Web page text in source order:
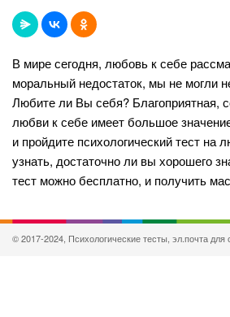
В мире сегодня, любовь к себе
моральный недостаток, мы не могли
Любите ли Вы себя? Благоприятная,
любви к себе имеет большое
и пройдите психологический тест на
узнать, достаточно ли вы хорошего
тест можно бесплатно, и получить
© 2017-2024, Психологические тесты, эл.почта для